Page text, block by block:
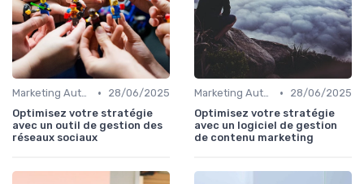
Marketing Automation & CRM •
28/06/2025
Optimisez votre stratégie
avec un outil de gestion des
réseaux sociaux
Marketing Automation & CRM •
28/06/2025
Optimisez votre stratégie
avec un logiciel de gestion
de contenu marketing